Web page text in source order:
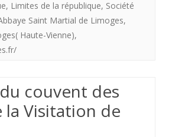
des
siècles
, Limites de la république, Société
Saint Martial de Limoges,
Haute-Vienne),
couvent des
Visitation de